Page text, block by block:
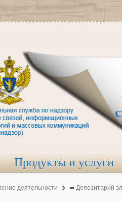
Продукты и услуги
деятельности ⇒ Депозитарий